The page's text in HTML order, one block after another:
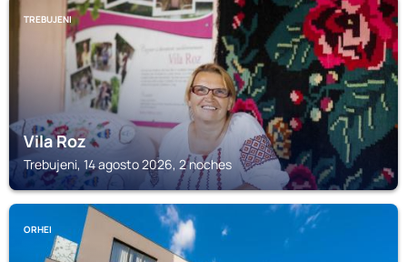
TREBUJENI
Vila Roz
Trebujeni, 14 agosto 2026, 2 noches
ORHEI